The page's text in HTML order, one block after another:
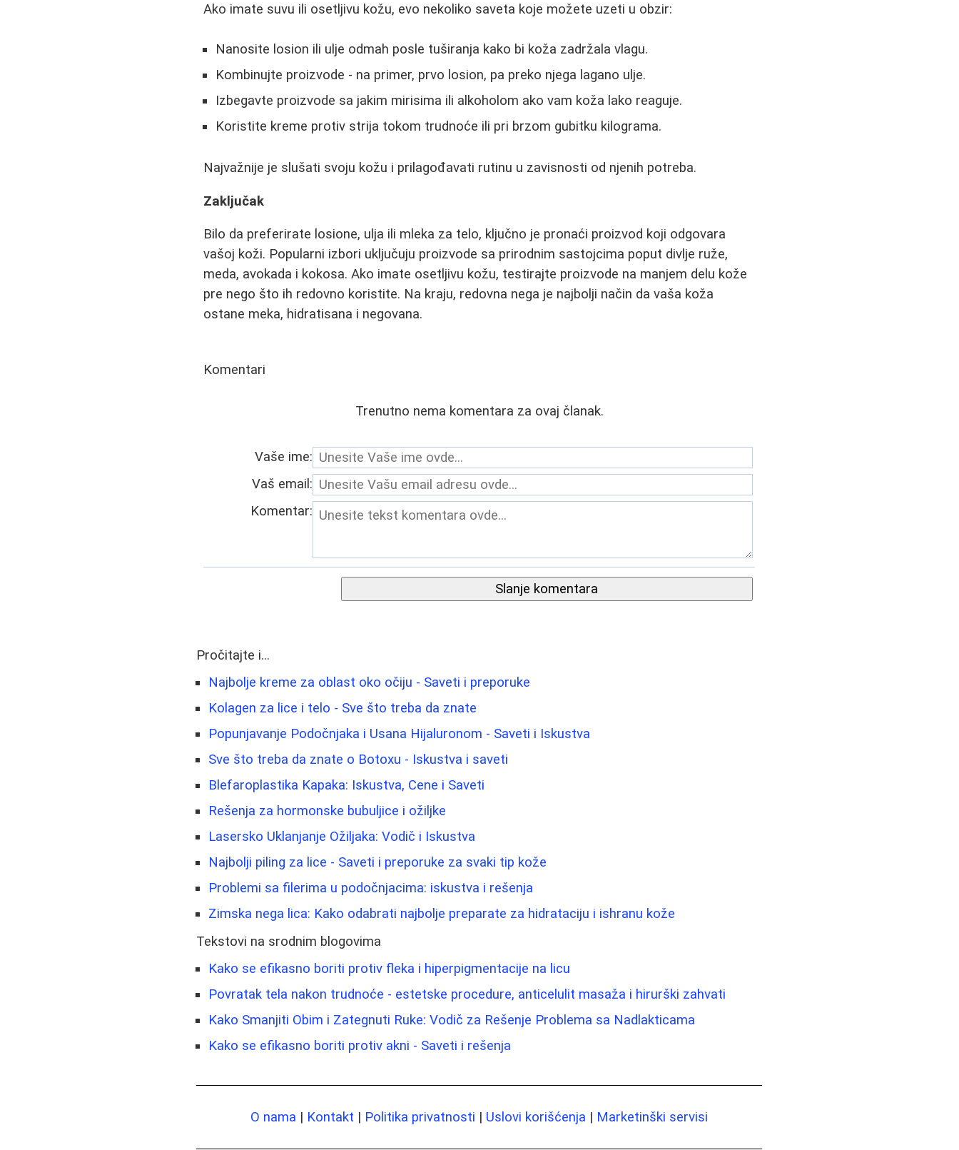
Ako imate suvu ili osetljivu kožu, evo nekoliko saveta koje možete uzeti u obzir:
Nanosite losion ili ulje odmah posle tuširanja kako bi koža zadržala vlagu.
Kombinujte proizvode - na primer, prvo losion, pa preko njega lagano ulje.
Izbegavte proizvode sa jakim mirisima ili alkoholom ako vam koža lako reaguje.
Koristite kreme protiv strija tokom trudnoće ili pri brzom gubitku kilograma.
Najvažnije je slušati svoju kožu i prilagođavati rutinu u zavisnosti od njenih potreba.
Zaključak
Bilo da preferirate losione, ulja ili mleka za telo, ključno je pronaći proizvod koji odgovara
vašoj koži. Popularni izbori uključuju proizvode sa prirodnim sastojcima poput divlje ruže,
meda, avokada i kokosa. Ako imate osetljivu kožu, testirajte proizvode na manjem delu kože
pre nego što ih redovno koristite. Na kraju, redovna nega je najbolji način da vaša koža
ostane meka, hidratisana i negovana.
Komentari
Trenutno nema komentara za ovaj članak.
Vaše ime:
Vaš email:
Komentar:
Slanje komentara
Pročitajte i...
Najbolje kreme za oblast oko očiju - Saveti i preporuke
Kolagen za lice i telo - Sve što treba da znate
Popunjavanje Podočnjaka i Usana Hijaluronom - Saveti i Iskustva
Sve što treba da znate o Botoxu - Iskustva i saveti
Blefaroplastika Kapaka: Iskustva, Cene i Saveti
Rešenja za hormonske bubuljice i ožiljke
Lasersko Uklanjanje Ožiljaka: Vodič i Iskustva
Najbolji piling za lice - Saveti i preporuke za svaki tip kože
Problemi sa filerima u podočnjacima: iskustva i rešenja
Zimska nega lica: Kako odabrati najbolje preparate za hidrataciju i ishranu kože
Tekstovi na srodnim blogovima
Kako se efikasno boriti protiv fleka i hiperpigmentacije na licu
Povratak tela nakon trudnoće - estetske procedure, anticelulit masaža i hirurški zahvati
Kako Smanjiti Obim i Zategnuti Ruke: Vodič za Rešenje Problema sa Nadlakticama
Kako se efikasno boriti protiv akni - Saveti i rešenja
O nama | Kontakt | Politika privatnosti | Uslovi korišćenja | Marketinški servisi